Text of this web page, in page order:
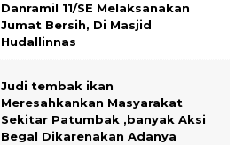
Danramil 11/SE Melaksanakan
Jumat Bersih, Di Masjid
Hudallinnas
Judi tembak ikan
Meresahkankan Masyarakat
Sekitar Patumbak ,banyak Aksi
Begal Dikarenakan Adanya